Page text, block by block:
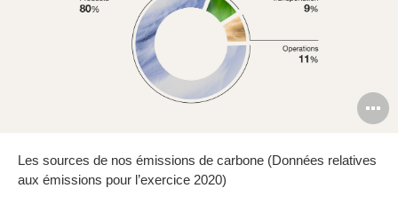
Les sources de nos émissions de carbone (Données relatives
aux émissions pour l’exercice 2020)